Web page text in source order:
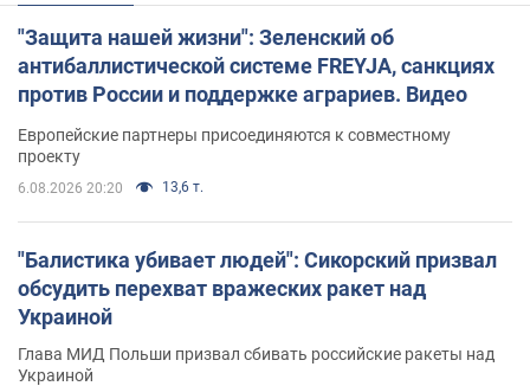
"Защита нашей жизни": Зеленский об
антибаллистической системе FREYJA, санкциях
против России и поддержке аграриев. Видео
Европейские партнеры присоединяются к совместному
проекту
6.08.2026 20:20 13,6 т.
"Балистика убивает людей": Сикорский призвал
обсудить перехват вражеских ракет над
Украиной
Глава МИД Польши призвал сбивать российские ракеты над
Украиной